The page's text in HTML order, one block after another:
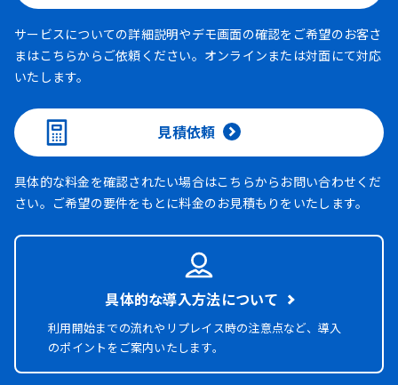
サービスについての詳細説明やデモ画面の確認をご希望のお客さ
まはこちらからご依頼ください。オンラインまたは対面にて対応
いたします。
見積依頼
具体的な料金を確認されたい場合はこちらからお問い合わせくだ
さい。ご希望の要件をもとに料金のお見積もりをいたします。
具体的な導入方法について
利用開始までの流れやリプレイス時の注意点など、導入
のポイントをご案内いたします。